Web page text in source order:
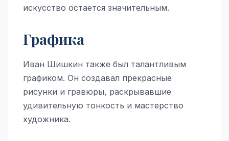
искусство остается значительным.
Графика
Иван Шишкин также был талантливым
графиком. Он создавал прекрасные
рисунки и гравюры, раскрывавшие
удивительную тонкость и мастерство
художника.